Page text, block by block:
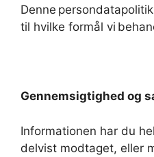
Denne
til hvilke formål vi
Gennemsigtighed og
Informationen har du
delvist modtaget, eller